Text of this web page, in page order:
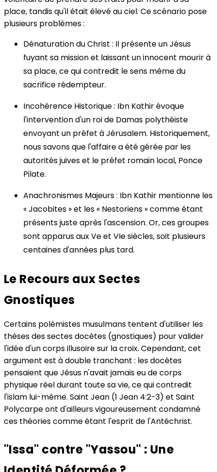
place, tandis qu'il était élevé au ciel. Ce scénario pose
plusieurs problèmes :
Dénaturation du Christ : Il présente un Jésus
fuyant sa mission et laissant un innocent mourir à
sa place, ce qui contredit le sens même du
sacrifice rédempteur.
Incohérence Historique : Ibn Kathir évoque
l'intervention d'un roi de Damas polythéiste
envoyant un préfet à Jérusalem. Historiquement,
nous savons que l'affaire a été gérée par les
autorités juives et le préfet romain local, Ponce
Pilate.
Anachronismes Majeurs : Ibn Kathir mentionne les
« Jacobites » et les « Nestoriens » comme étant
présents juste après l'ascension. Or, ces groupes
sont apparus aux Ve et VIe siècles, soit plusieurs
centaines d'années plus tard.
Le Recours aux Sectes
Gnostiques
Certains polémistes musulmans tentent d'utiliser les
thèses des sectes docètes (gnostiques) pour valider
l'idée d'un corps illusoire sur la croix. Cependant, cet
argument est à double tranchant : les docètes
pensaient que Jésus n'avait jamais eu de corps
physique réel durant toute sa vie, ce qui contredit
l'islam lui-même. Saint Jean (1 Jean 4:2-3) et Saint
Polycarpe ont d'ailleurs vigoureusement condamné
ces théories comme étant l'esprit de l'Antéchrist.
"Issa" contre "Yassou" : Une